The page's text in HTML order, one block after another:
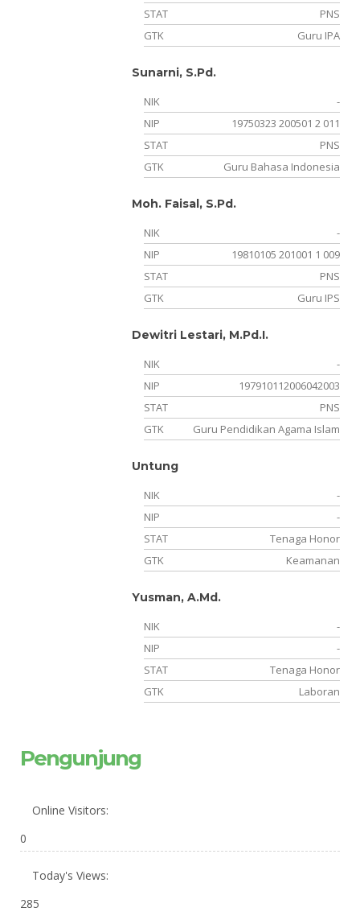
STAT
PNS
GTK
Guru IPA
Sunarni, S.Pd.
NIK
-
NIP
19750323 200501 2 011
STAT
PNS
GTK
Guru Bahasa Indonesia
Moh. Faisal, S.Pd.
NIK
-
NIP
19810105 201001 1 009
STAT
PNS
GTK
Guru IPS
Dewitri Lestari, M.Pd.I.
NIK
-
NIP
197910112006042003
STAT
PNS
GTK
Guru Pendidikan Agama Islam
Untung
NIK
-
NIP
-
STAT
Tenaga Honor
GTK
Keamanan
Yusman, A.Md.
NIK
-
NIP
-
STAT
Tenaga Honor
GTK
Laboran
Pengunjung
Online Visitors:
0
Today's Views:
285